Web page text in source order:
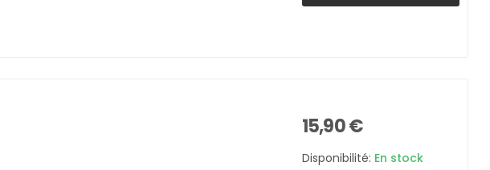
15,90 €
Disponibilité: En stock